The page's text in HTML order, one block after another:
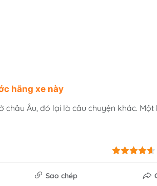
hãng xe này
Âu, đó lại là câu chuyện khác. Một
Sao chép